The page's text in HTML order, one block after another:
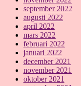
september 2022
augusti 2022
april 2022
mars 2022
februari 2022
januari 2022
december 2021
november 2021
oktober 2021